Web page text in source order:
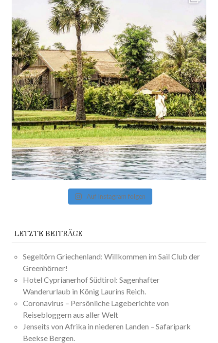
Auf Instagram folgen
LETZTE BEITRÄGE
Segeltörn Griechenland: Willkommen im Sail Club der
Greenhörner!
Hotel Cyprianerhof Südtirol: Sagenhafter
Wanderurlaub in König Laurins Reich.
Coronavirus – Persönliche Lageberichte von
Reisebloggern aus aller Welt
Jenseits von Afrika in niederen Landen – Safaripark
Beekse Bergen.